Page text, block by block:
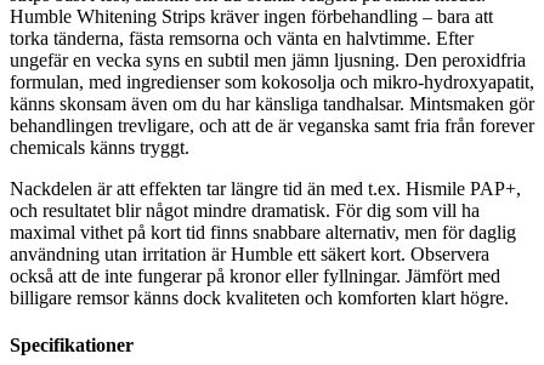
Humble Whitening Strips kräver ingen förbehandling – bara att
torka tänderna, fästa remsorna och vänta en halvtimme. Efter
ungefär en vecka syns en subtil men jämn ljusning. Den peroxidfria
formulan, med ingredienser som kokosolja och mikro-hydroxyapatit,
känns skonsam även om du har känsliga tandhalsar. Mintsmaken gör
behandlingen trevligare, och att de är veganska samt fria från forever
chemicals känns tryggt.
Nackdelen är att effekten tar längre tid än med t.ex. Hismile PAP+,
och resultatet blir något mindre dramatisk. För dig som vill ha
maximal vithet på kort tid finns snabbare alternativ, men för daglig
användning utan irritation är Humble ett säkert kort. Observera
också att de inte fungerar på kronor eller fyllningar. Jämfört med
billigare remsor känns dock kvaliteten och komforten klart högre.
Specifikationer